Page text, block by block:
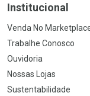
Institucional
Venda No
Trabalhe Conosco
Ouvidoria
Nossas Lojas
Sustentabilidade